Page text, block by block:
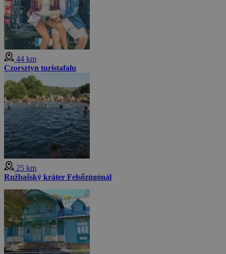
44 km
Czorsztyn turistafalu
25 km
Ružbašský kráter Felsőzúgónál